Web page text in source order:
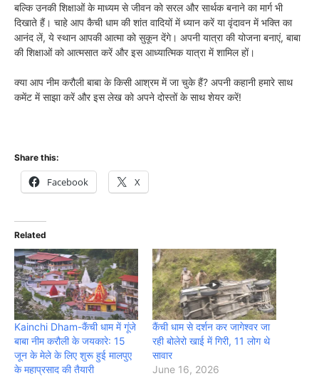
बल्कि उनकी शिक्षाओं के माध्यम से जीवन को सरल और सार्थक बनाने का मार्ग भी
दिखाते हैं। चाहे आप कैची धाम की शांत वादियों में ध्यान करें या वृंदावन में भक्ति का
आनंद लें, ये स्थान आपकी आत्मा को सुकून देंगे। अपनी यात्रा की योजना बनाएं, बाबा
की शिक्षाओं को आत्मसात करें और इस आध्यात्मिक यात्रा में शामिल हों।
क्या आप नीम करौली बाबा के किसी आश्रम में जा चुके हैं? अपनी कहानी हमारे साथ
कमेंट में साझा करें और इस लेख को अपने दोस्तों के साथ शेयर करें!
Share this:
Facebook X
Related
Kainchi Dham-कैंची धाम में गूंजे
बाबा नीम करौली के जयकारे: 15
जून के मेले के लिए शुरू हुई मालपुए
के महाप्रसाद की तैयारी
कैंची धाम से दर्शन कर जागेश्वर जा
रही बोलेरो खाई में गिरी, 11 लोग थे
सावार
June 16, 2026